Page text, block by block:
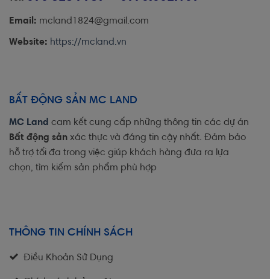
Email: mcland1824@gmail.com
Website: https://mcland.vn
BẤT ĐỘNG SẢN MC LAND
MC Land cam kết cung cấp những thông tin các dự án
Bất động sản xác thực và đáng tin cậy nhất. Đảm bảo
hỗ trợ tối đa trong việc giúp khách hàng đưa ra lựa
chọn, tìm kiếm sản phẩm phù hợp
THÔNG TIN CHÍNH SÁCH
Điều Khoản Sử Dụng